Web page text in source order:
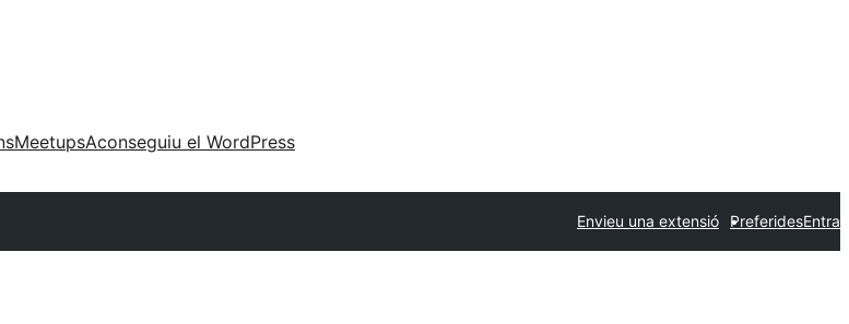
MeetupsAconseguiu el WordPress
Envieu una extensió PreferidesEntra